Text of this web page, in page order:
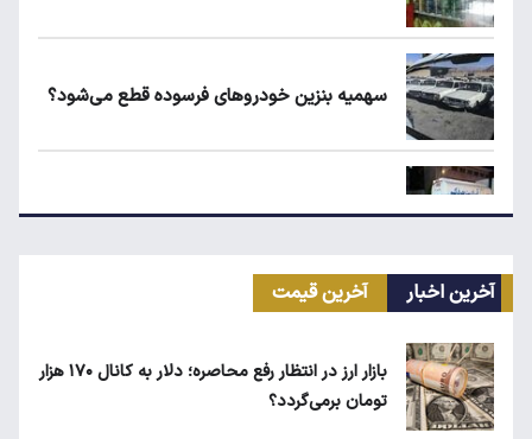
سهمیه بنزین خودروهای فرسوده قطع می‌شود؟
علت افزایش رقم برخی قبوض آب در تابستان
آخرین اخبار آخرین قیمت
بازار ارز در انتظار رفع محاصره؛ دلار به کانال ۱۷۰ هزار
تومان برمی‌گردد؟